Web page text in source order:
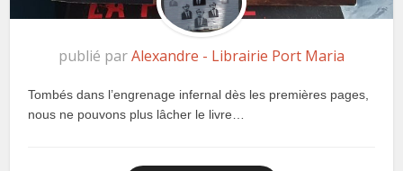
publié parAlexandre - Librairie Port Maria
Tombés dans l’engrenage infernal dès les premières pages,
nous ne pouvons plus lâcher le livre…